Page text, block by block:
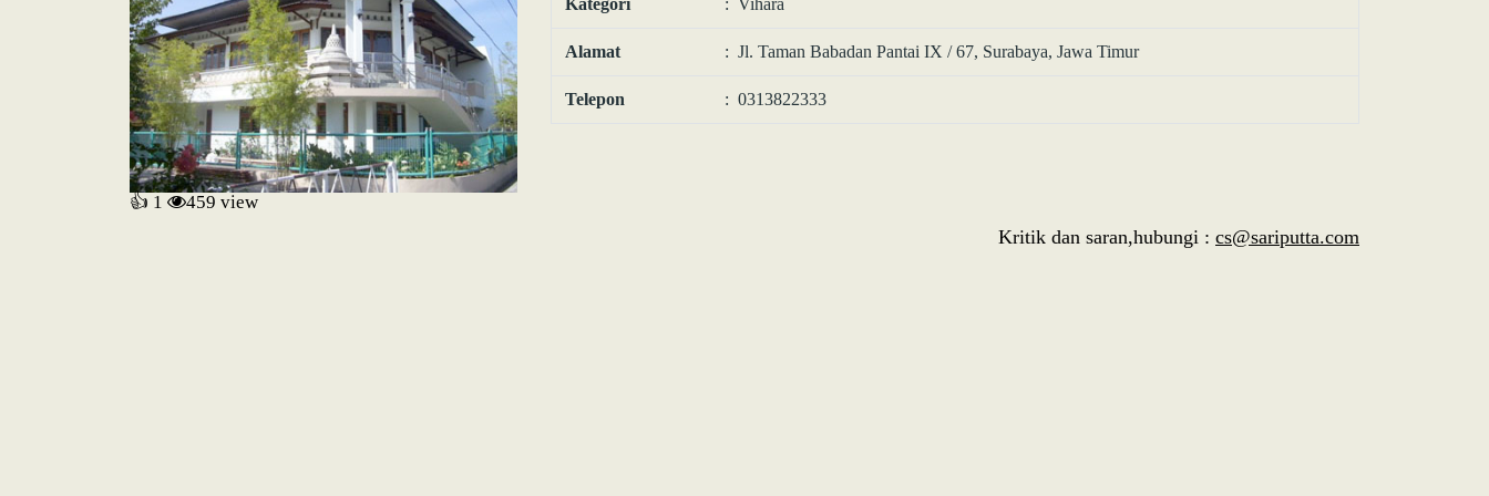
👍 1 459 view
Kategori : Vihara
Alamat : Jl. Taman Babadan Pantai IX / 67, Surabaya, Jawa Timur
Telepon : 0313822333
Kritik dan saran,hubungi : cs@sariputta.com